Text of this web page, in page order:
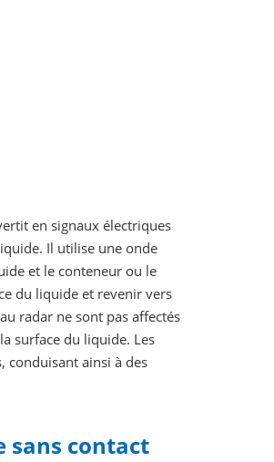
en signaux électriques
Il utilise une onde
et le conteneur ou le
du liquide et revenir vers
radar ne sont pas affectés
surface du liquide. Les
conduisant ainsi à des
sans contact